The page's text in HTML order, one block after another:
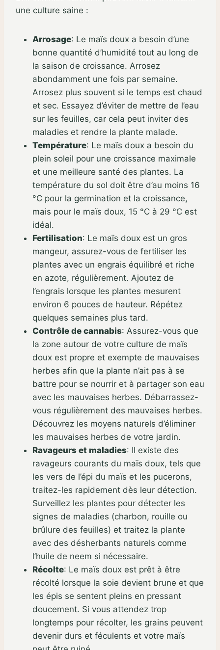
une culture saine :
Arrosage: Le maïs doux a besoin d’une
bonne quantité d’humidité tout au long de
la saison de croissance. Arrosez
abondamment une fois par semaine.
Arrosez plus souvent si le temps est chaud
et sec. Essayez d’éviter de mettre de l’eau
sur les feuilles, car cela peut inviter des
maladies et rendre la plante malade.
Température: Le maïs doux a besoin du
plein soleil pour une croissance maximale
et une meilleure santé des plantes. La
température du sol doit être d’au moins 16
°C pour la germination et la croissance,
mais pour le maïs doux, 15 °C à 29 °C est
idéal.
Fertilisation: Le maïs doux est un gros
mangeur, assurez-vous de fertiliser les
plantes avec un engrais équilibré et riche
en azote, régulièrement. Ajoutez de
l’engrais lorsque les plantes mesurent
environ 6 pouces de hauteur. Répétez
quelques semaines plus tard.
Contrôle de cannabis: Assurez-vous que
la zone autour de votre culture de maïs
doux est propre et exempte de mauvaises
herbes afin que la plante n’ait pas à se
battre pour se nourrir et à partager son eau
avec les mauvaises herbes. Débarrassez-
vous régulièrement des mauvaises herbes.
Découvrez les moyens naturels d’éliminer
les mauvaises herbes de votre jardin.
Ravageurs et maladies: Il existe des
ravageurs courants du maïs doux, tels que
les vers de l’épi du maïs et les pucerons,
traitez-les rapidement dès leur détection.
Surveillez les plantes pour détecter les
signes de maladies (charbon, rouille ou
brûlure des feuilles) et traitez la plante
avec des désherbants naturels comme
l’huile de neem si nécessaire.
Récolte: Le maïs doux est prêt à être
récolté lorsque la soie devient brune et que
les épis se sentent pleins en pressant
doucement. Si vous attendez trop
longtemps pour récolter, les grains peuvent
devenir durs et féculents et votre maïs